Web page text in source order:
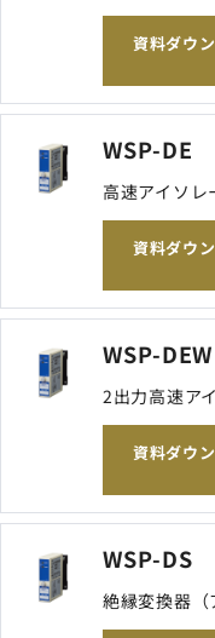
資料ダウ
WSP-DE
高速アイソレ
資料ダウ
WSP-DEW
2出力高速ア
資料ダウ
WSP-DS
絶縁変換器（